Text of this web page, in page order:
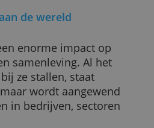
je hele leven lang
te blijven. Hier zijn
waarom je
goed moet
aan de wereld
een enorme impact op